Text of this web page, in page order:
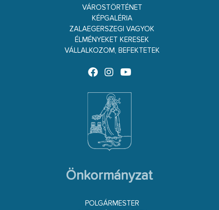
VÁROSTÖRTÉNET
KÉPGALÉRIA
ZALAEGERSZEGI VAGYOK
ÉLMÉNYEKET KERESEK
VÁLLALKOZOM, BEFEKTETEK
Önkormányzat
POLGÁRMESTER